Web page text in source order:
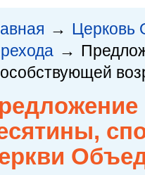
→ Церковь
→